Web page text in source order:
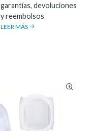
garantías, devoluciones
y reembolsos
LEER MÁS